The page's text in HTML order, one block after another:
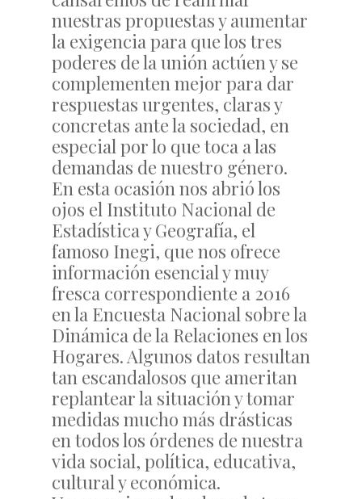
nuestras propuestas y aumentar
la exigencia para que los tres
poderes de la unión actúen y se
complementen mejor para dar
respuestas urgentes, claras y
concretas ante la sociedad, en
especial por lo que toca a las
demandas de nuestro género.
En esta ocasión nos abrió los
ojos el Instituto Nacional de
Estadística y Geografía, el
famoso Inegi, que nos ofrece
información esencial y muy
fresca correspondiente a 2016
en la Encuesta Nacional sobre la
Dinámica de la Relaciones en los
Hogares. Algunos datos resultan
tan escandalosos que ameritan
replantear la situación y tomar
medidas mucho más drásticas
en todos los órdenes de nuestra
vida social, política, educativa,
cultural y económica.